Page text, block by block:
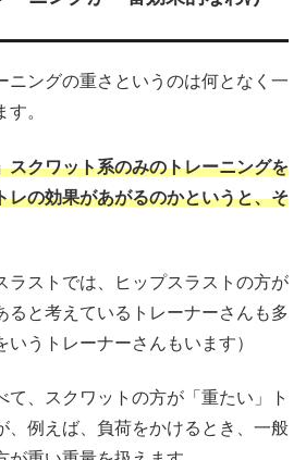
ニングの重さというのは何となく一
。
スクワット系のみのトレーニングを
レの効果があがるのかというと、そ
ラストでは、ヒップスラストの方が
ると考えているトレーナーさんも多
うトレーナーさんもいます）
て、スクワットの方が「重たい」ト
、例えば、負荷をかけるとき、一般